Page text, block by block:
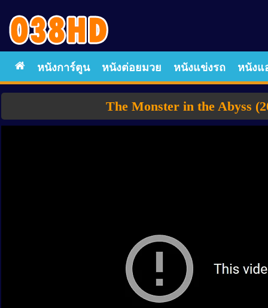
หนังการ์ตูน หนังต่อยมวย หนังแข่งรถ หนัง
The Monster in the Abyss